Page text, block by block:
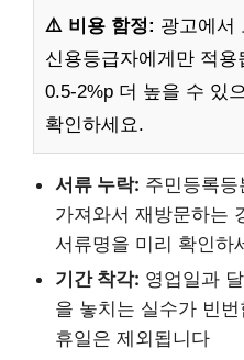
⚠️ 비용 함정: 광고에서
신용등급자에게만 적
0.5-2%p 더 높을 수 있
확인하세요.
서류 누락: 주민등록
가져와서 재방문하는
서류명을 미리 확인하
기간 착각: 영업일과
을 놓치는 실수가 빈
휴일은 제외됩니다